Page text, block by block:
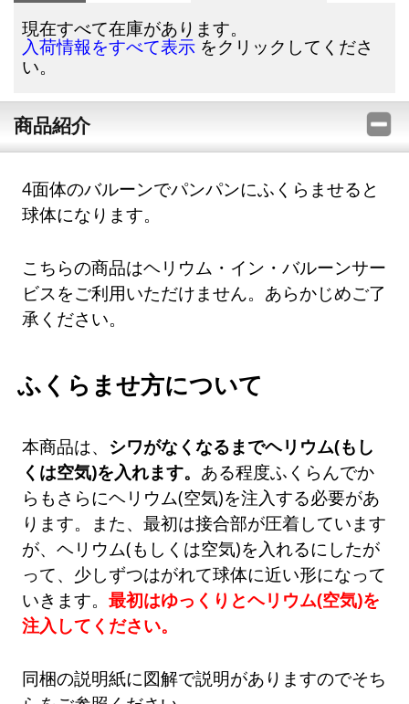
現在すべて在庫があります。
入荷情報をすべて表示 をクリックしてくださ
い。
商品紹介
4面体のバルーンでパンパンにふくらませると
球体になります。
こちらの商品はヘリウム・イン・バルーンサー
ビスをご利用いただけません。あらかじめご了
承ください。
ふくらませ方について
本商品は、 シワがなくなるまでヘリウム(もし
くは空気)を入れます。 ある程度ふくらんでか
らもさらにヘリウム(空気)を注入する必要があ
ります。また、最初は接合部が圧着しています
が、ヘリウム(もしくは空気)を入れるにしたが
って、少しずつはがれて球体に近い形になって
いきます。最初はゆっくりとヘリウム(空気)を
注入してください。
同梱の説明紙に図解で説明がありますのでそち